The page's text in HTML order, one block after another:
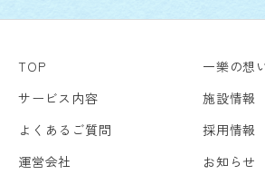
TOP
一樂の想
サービス内容
施設情報
よくあるご質問
採用情報
運営会社
お知らせ